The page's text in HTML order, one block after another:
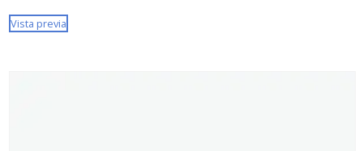
Vista previa